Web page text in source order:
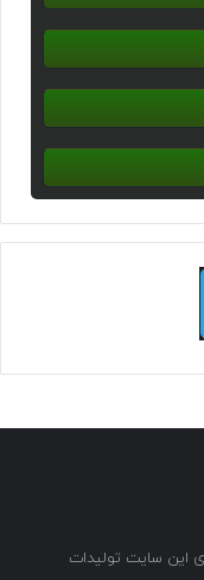
این سایت تولیدات